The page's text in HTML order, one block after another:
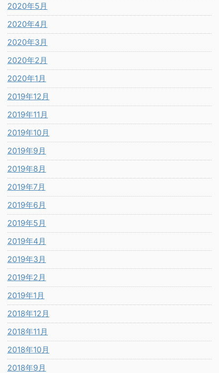
2020年5月
2020年4月
2020年3月
2020年2月
2020年1月
2019年12月
2019年11月
2019年10月
2019年9月
2019年8月
2019年7月
2019年6月
2019年5月
2019年4月
2019年3月
2019年2月
2019年1月
2018年12月
2018年11月
2018年10月
2018年9月